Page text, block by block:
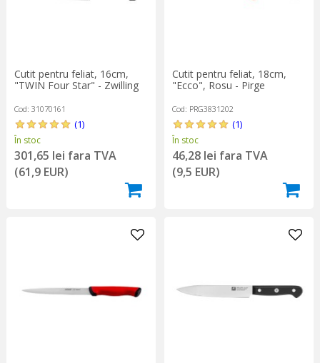
Cutit pentru feliat, 16cm,
"TWIN Four Star" - Zwilling
Cod: 31070161
(1)
În stoc
301,65 lei fara TVA
(61,9 EUR)
Cutit pentru feliat, 18cm,
"Ecco", Rosu - Pirge
Cod: PRG3831202
(1)
În stoc
46,28 lei fara TVA
(9,5 EUR)